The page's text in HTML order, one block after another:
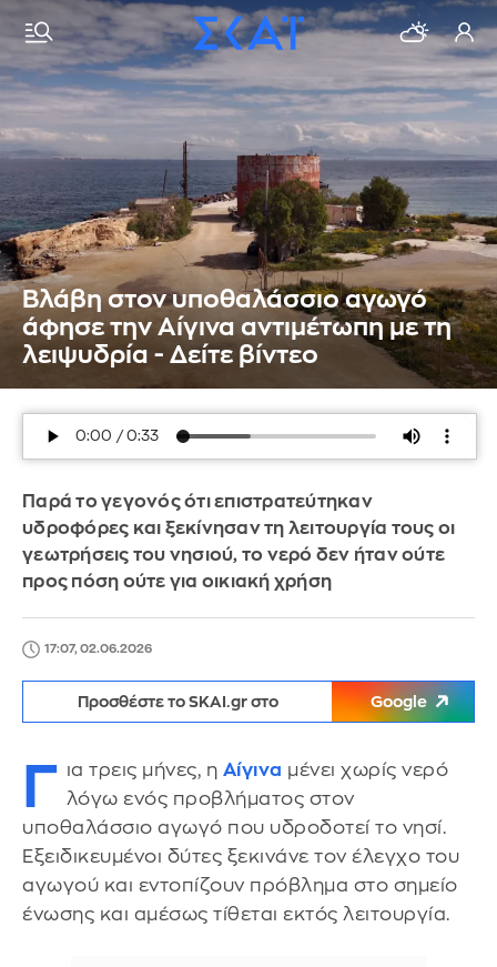
Βλάβη στον υποθαλάσσιο αγωγό
άφησε την Αίγινα αντιμέτωπη με τη
λειψυδρία - Δείτε βίντεο
Παρά το γεγονός ότι επιστρατεύτηκαν
υδροφόρες και ξεκίνησαν τη λειτουργία τους οι
γεωτρήσεις του νησιού, το νερό δεν ήταν ούτε
προς πόση ούτε για οικιακή χρήση
17:07, 02.06.2026
Προσθέστε το SKAI.gr στο Google
Γ ια τρεις μήνες, η Αίγινα μένει χωρίς νερό
λόγω ενός προβλήματος στον
υποθαλάσσιο αγωγό που υδροδοτεί το νησί.
Εξειδικευμένοι δύτες ξεκινάνε τον έλεγχο του
αγωγού και εντοπίζουν πρόβλημα στο σημείο
ένωσης και αμέσως τίθεται εκτός λειτουργία.